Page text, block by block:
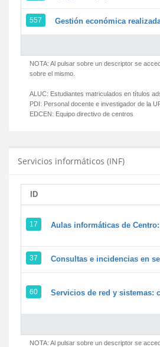
557 Gestión económica
NOTA: Al pulsar sobre un descriptor se
sobre el mismo.
ALUC: Estudiantes matriculados en títulos
PDI: Personal docente e investigador de la
EDCEN: Equipo directivo de centros
Servicios informáticos (INF)
ID
17 Aulas informáticas de
37 Consultas e incidencias en
60 Servicios de red y sistemas:
NOTA: Al pulsar sobre un descriptor se